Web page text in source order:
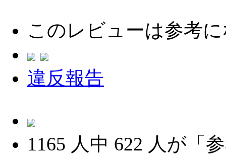
このレビューは参考
違反報告
1165 人中 622 人が「